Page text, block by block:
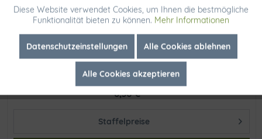
Arrogant Frog Ribet Pink IGP d´Oc 2024
Inhalt0.75 Liter(11,07 € * / 1 Liter)
8,30 € *
Staffelpreise
Funktionale Aktiv
Marketing Inaktiv
Diese Website verwendet Cookies, um Ihnen die bestmögliche
Funktionalität bieten zu können. Mehr Informationen
Datenschutzeinstellungen Alle Cookies ablehnen
Alle Cookies akzeptieren